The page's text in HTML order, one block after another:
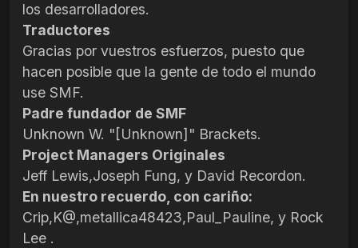
los desarrolladores.
Traductores
Gracias por vuestros esfuerzos, puesto que
hacen posible que la gente de todo el mundo
use SMF.
Padre fundador de SMF
Unknown W. "[Unknown]" Brackets.
Project Managers Originales
Jeff Lewis,Joseph Fung, y David Recordon.
En nuestro recuerdo, con cariño:
Crip,K@,metallica48423,Paul_Pauline, y Rock
Lee .